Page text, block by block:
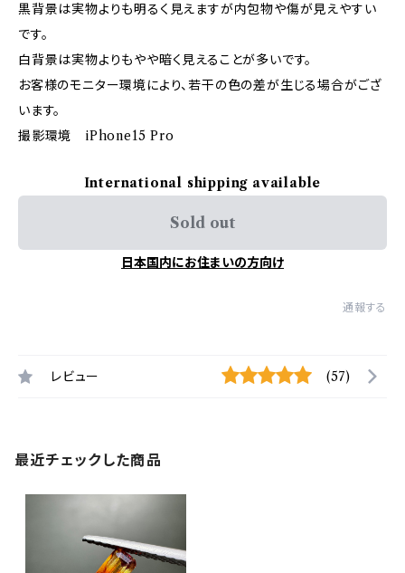
黒背景は実物よりも明るく見えますが内包物や傷が見えやすい
です。
白背景は実物よりもやや暗く見えることが多いです。
お客様のモニター環境により、若干の色の差が生じる場合がござ
います。
撮影環境 iPhone15 Pro
International shipping available
Sold out
日本国内にお住まいの方向け
通報する
レビュー (57)
最近チェックした商品